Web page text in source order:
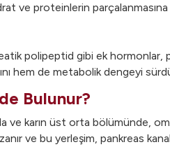
ve proteinlerin parçalanmasına
polipeptid gibi ek hormonlar,
hem de metabolik dengeyi
Bulunur?
ve karın üst orta bölümünde,
ve bu yerleşim, pankreas